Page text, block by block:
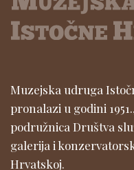
Muzejska udruga
pronalazi u godini
podružnica Društva
galerija i
Hrvatskoj.